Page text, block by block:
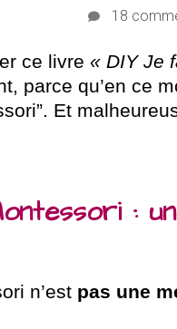
18
ce livre « DIY Je
parce qu’en ce
Et
:
n’est pas une